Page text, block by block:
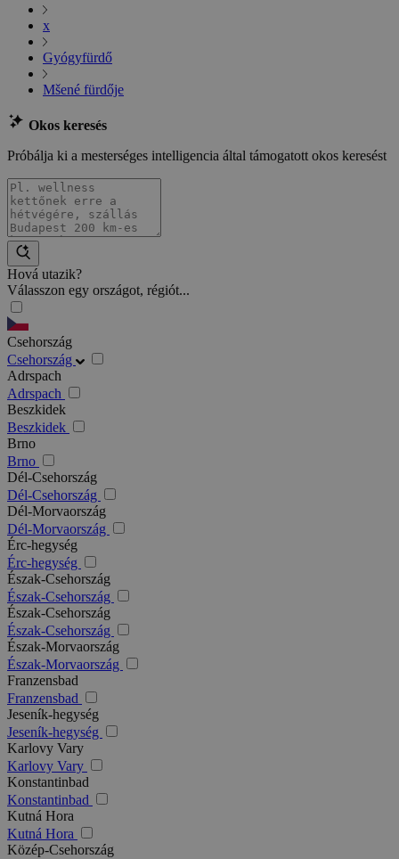
x
Gyógyfürdő
Mšené fürdője
Okos keresés
Próbálja ki a mesterséges intelligencia által támogatott okos keresést
Hová utazik?
Válasszon egy országot, régiót...
Csehország
Csehország
Adrspach
Adrspach
Beszkidek
Beszkidek
Brno
Brno
Dél-Csehország
Dél-Csehország
Dél-Morvaország
Dél-Morvaország
Érc-hegység
Érc-hegység
Észak-Csehország
Észak-Csehország
Észak-Csehország
Észak-Csehország
Észak-Morvaország
Észak-Morvaország
Franzensbad
Franzensbad
Jeseník-hegység
Jeseník-hegység
Karlovy Vary
Karlovy Vary
Konstantinbad
Konstantinbad
Kutná Hora
Kutná Hora
Közép-Csehország